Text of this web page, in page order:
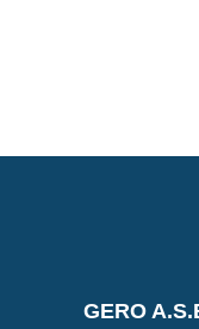
GERO